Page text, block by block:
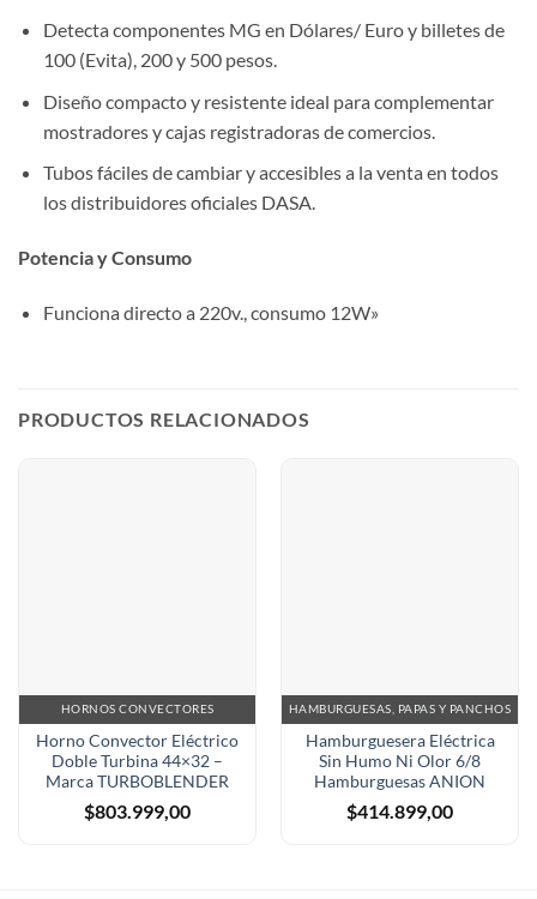
Detecta componentes MG en Dólares/ Euro y billetes de
100 (Evita), 200 y 500 pesos.
Diseño compacto y resistente ideal para complementar
mostradores y cajas registradoras de comercios.
Tubos fáciles de cambiar y accesibles a la venta en todos
los distribuidores oficiales DASA.
Potencia y Consumo
Funciona directo a 220v., consumo 12W»
PRODUCTOS RELACIONADOS
HORNOS CONVECTORES
Horno Convector Eléctrico
Doble Turbina 44×32 –
Marca TURBOBLENDER
$803.999,00
HAMBURGUESAS, PAPAS Y PANCHOS
Hamburguesera Eléctrica
Sin Humo Ni Olor 6/8
Hamburguesas ANION
$414.899,00